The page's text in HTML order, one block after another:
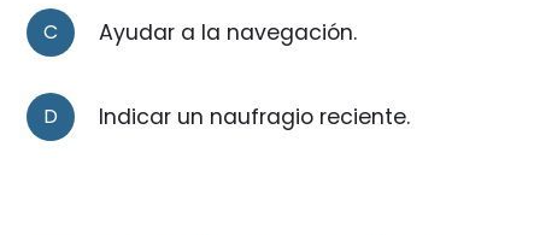
C Ayudar a la navegación.
D Indicar un naufragio reciente.